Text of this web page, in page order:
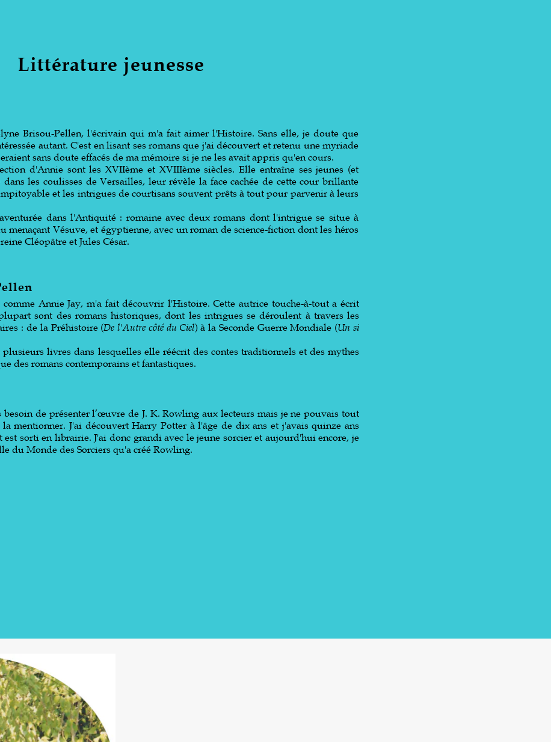
Littérature jeunesse
Brisou-Pellen, l'écrivain qui m'a fait aimer l'Histoire. Sans elle, je doute que
autant. C'est en lisant ses romans que j'ai découvert et retenu une myriade
sans doute effacés de ma mémoire si je ne les avait appris qu'en cours.
d'Annie sont les XVIIème et XVIIIème siècles. Elle entraîne ses jeunes (et
les coulisses de Versailles, leur révèle la face cachée de cette cour brillante
et les intrigues de courtisans souvent prêts à tout pour parvenir à leurs
dans l'Antiquité : romaine avec deux romans dont l'intrigue se situe à
menaçant Vésuve, et égyptienne, avec un roman de science-fiction dont les héros
Cléopâtre et Jules César.
comme Annie Jay, m'a fait découvrir l'Histoire. Cette autrice touche-à-tout a écrit
sont des romans historiques, dont les intrigues se déroulent à travers les
: de la Préhistoire (De l'Autre côté du Ciel) à la Seconde Guerre Mondiale (Un si
livres dans lesquelles elle réécrit des contes traditionnels et des mythes
des romans contemporains et fantastiques.
besoin de présenter l’œuvre de J. K. Rowling aux lecteurs mais je ne pouvais tout
mentionner. J'ai découvert Harry Potter à l'âge de dix ans et j'avais quinze ans
sorti en librairie. J'ai donc grandi avec le jeune sorcier et aujourd'hui encore, je
du Monde des Sorciers qu'a créé Rowling.